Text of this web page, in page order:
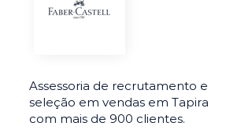
Assessoria de recrutamento e
seleção em vendas em Tapira
com mais de 900 clientes.